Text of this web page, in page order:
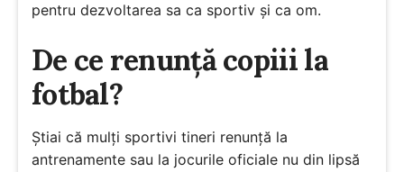
pentru dezvoltarea sa ca sportiv și ca om.
De ce renunță copiii la
fotbal?
Știai că mulți sportivi tineri renunță la
antrenamente sau la jocurile oficiale nu din lipsă